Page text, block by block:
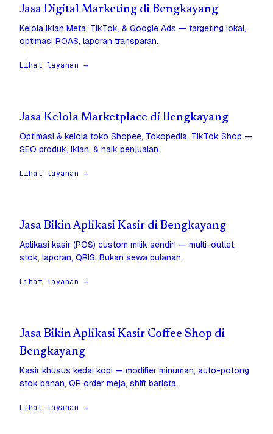
Jasa Digital Marketing di Bengkayang
Kelola iklan Meta, TikTok, & Google Ads — targeting lokal,
optimasi ROAS, laporan transparan.
Lihat layanan →
Jasa Kelola Marketplace di Bengkayang
Optimasi & kelola toko Shopee, Tokopedia, TikTok Shop —
SEO produk, iklan, & naik penjualan.
Lihat layanan →
Jasa Bikin Aplikasi Kasir di Bengkayang
Aplikasi kasir (POS) custom milik sendiri — multi-outlet,
stok, laporan, QRIS. Bukan sewa bulanan.
Lihat layanan →
Jasa Bikin Aplikasi Kasir Coffee Shop di
Bengkayang
Kasir khusus kedai kopi — modifier minuman, auto-potong
stok bahan, QR order meja, shift barista.
Lihat layanan →